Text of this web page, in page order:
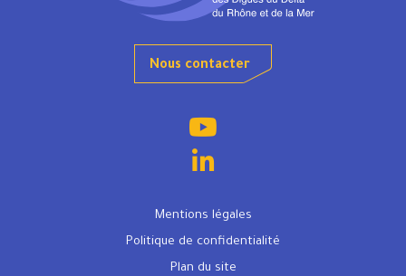
Nous contacter
Mentions légales
Politique de confidentialité
Plan du site